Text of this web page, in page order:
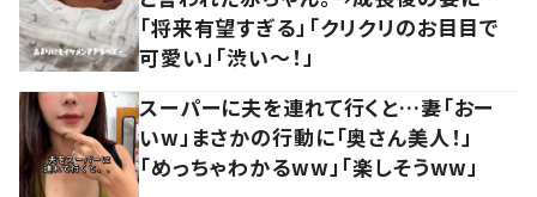
「将来有望すぎる」「クリクリのお目目で
可愛い」「渋い～！」
スーパーに夫を連れて行くと…妻「おー
いw」まさかの行動に「奥さん美人！」
「めっちゃわかるww」「楽しそうww」